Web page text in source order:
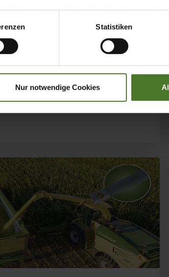
Risiko von behördlichen Zugriffen bzw. von
Statistiken
Nur notwendige Cookies
EasyCut R 360 ahora
con sinfín de
transversal